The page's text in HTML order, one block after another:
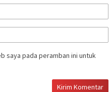
saya pada peramban ini untuk